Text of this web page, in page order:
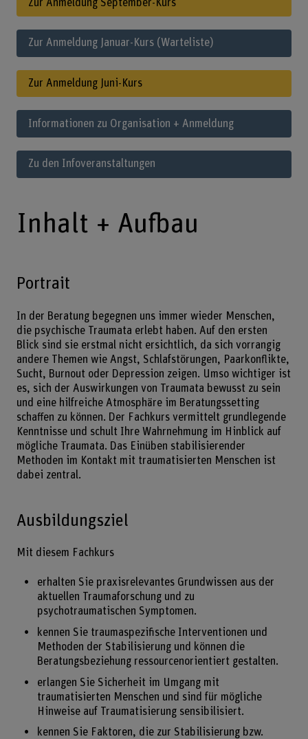
Zur Anmeldung September-Kurs
Zur Anmeldung Januar-Kurs (Warteliste)
Zur Anmeldung Juni-Kurs
Informationen zu Organisation + Anmeldung
Zu den Infoveranstaltungen
Inhalt + Aufbau
Portrait
In der Beratung begegnen uns immer wieder Menschen,
die psychische Traumata erlebt haben. Auf den ersten
Blick sind sie erstmal nicht ersichtlich, da sich vorrangig
andere Themen wie Angst, Schlafstörungen, Paarkonflikte,
Sucht, Burnout oder Depression zeigen. Umso wichtiger ist
es, sich der Auswirkungen von Traumata bewusst zu sein
und eine hilfreiche Atmosphäre im Beratungssetting
schaffen zu können. Der Fachkurs vermittelt grundlegende
Kenntnisse und schult Ihre Wahrnehmung im Hinblick auf
mögliche Traumata. Das Einüben stabilisierender
Methoden im Kontakt mit traumatisierten Menschen ist
dabei zentral.
Ausbildungsziel
Mit diesem Fachkurs
erhalten Sie praxisrelevantes Grundwissen aus der
aktuellen Traumaforschung und zu
psychotraumatischen Symptomen.
kennen Sie traumaspezifische Interventionen und
Methoden der Stabilisierung und können die
Beratungsbeziehung ressourcenorientiert gestalten.
erlangen Sie Sicherheit im Umgang mit
traumatisierten Menschen und sind für mögliche
Hinweise auf Traumatisierung sensibilisiert.
kennen Sie Faktoren, die zur Stabilisierung bzw.